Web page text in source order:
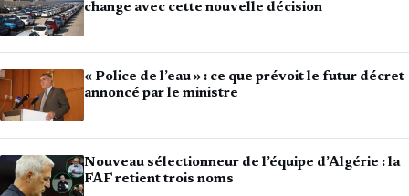
change avec cette nouvelle décision
« Police de l’eau » : ce que prévoit le futur décret
annoncé par le ministre
Nouveau sélectionneur de l’équipe d’Algérie : la
FAF retient trois noms